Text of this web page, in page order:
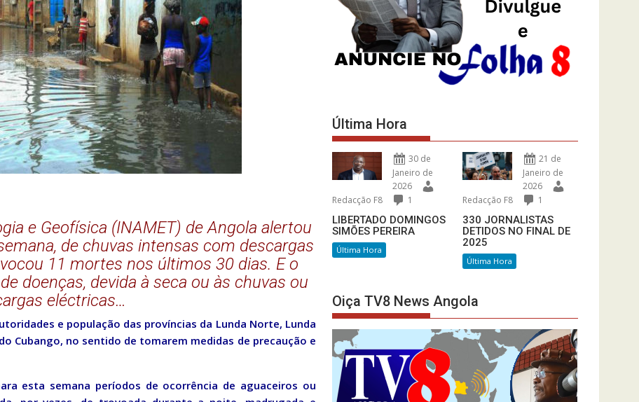
e Geofísica (INAMET) de Angola alertou
de chuvas intensas com descargas
11 mortes nos últimos 30 dias. E o
doenças, devida à seca ou às chuvas ou
eléctricas…
e população das províncias da Lunda Norte, Lunda
Cubango, no sentido de tomarem medidas de precaução e
esta semana períodos de ocorrência de aguaceiros ou
Última Hora
30 de
Janeiro de
2026
Redacção F8
1
LIBERTADO DOMINGOS
SIMÕES PEREIRA
Última Hora
21 de
Janeiro de
2026
Redacção F8
1
330 JORNALISTAS
DETIDOS NO FINAL DE
2025
Última Hora
Oiça TV8 News Angola